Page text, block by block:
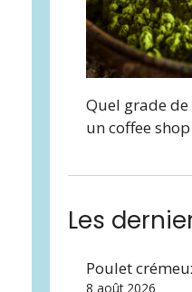
Quel grade
un coffee shop
Les
Poulet
8 août 2026